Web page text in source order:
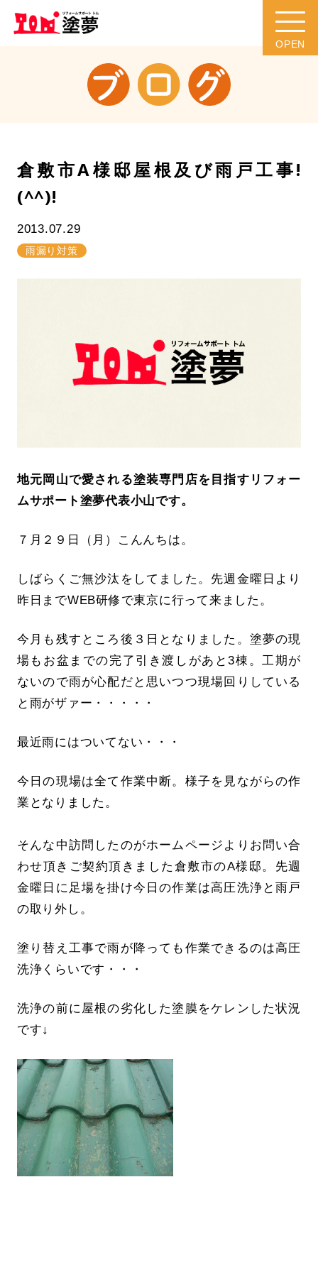
倉敷市A様邸屋根及び雨戸工事!
(^^)!
2013.07.29
雨漏り対策
地元岡山で愛される塗装専門店を目指すリフォー
ムサポート塗夢代表小山です。
７月２９日（月）こんんちは。
しばらくご無沙汰をしてました。先週金曜日より
昨日までWEB研修で東京に行って来ました。
今月も残すところ後３日となりました。塗夢の現
場もお盆までの完了引き渡しがあと3棟。工期が
ないので雨が心配だと思いつつ現場回りしている
と雨がザァー・・・・・
最近雨にはついてない・・・
今 日の現場は全て作業中断。様子を見ながらの作
業となりました。
そんな中訪問したのがホームページよりお問い合
わせ頂きご契約頂きました倉敷市のA様邸。先週
金曜日に足場を掛け今日の作業は高圧洗浄と雨戸
の取り外し。
塗り替え工事で雨が降っても作業できるのは高圧
洗浄くらいです・・・
洗浄の前に屋根の劣化した塗膜をケレンした状況
です↓